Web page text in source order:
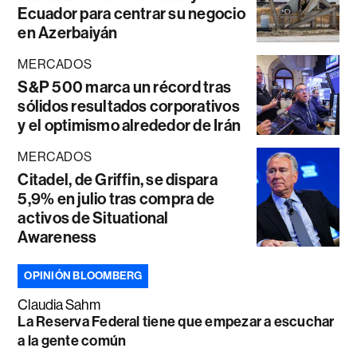
Ecuador para centrar su negocio
en Azerbaiyán
MERCADOS
S&P 500 marca un récord tras
sólidos resultados corporativos
y el optimismo alrededor de Irán
MERCADOS
Citadel, de Griffin, se dispara
5,9% en julio tras compra de
activos de Situational
Awareness
OPINIÓN BLOOMBERG
Claudia Sahm
La Reserva Federal tiene que empezar a escuchar
a la gente común